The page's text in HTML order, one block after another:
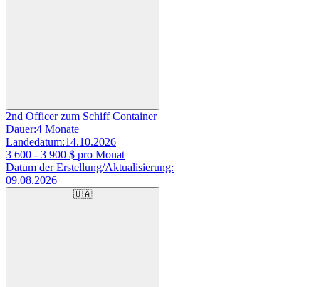
2nd Officer zum Schiff Container
Dauer:4 Monate
Landedatum:14.10.2026
3 600 - 3 900 $ pro Monat
Datum der Erstellung/Aktualisierung:
09.08.2026
🇺🇦